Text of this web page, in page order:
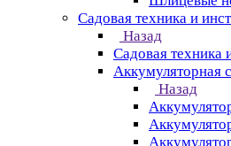
Cадовая техника и
Назад
Cадовая техника
Аккумуляторная
Назад